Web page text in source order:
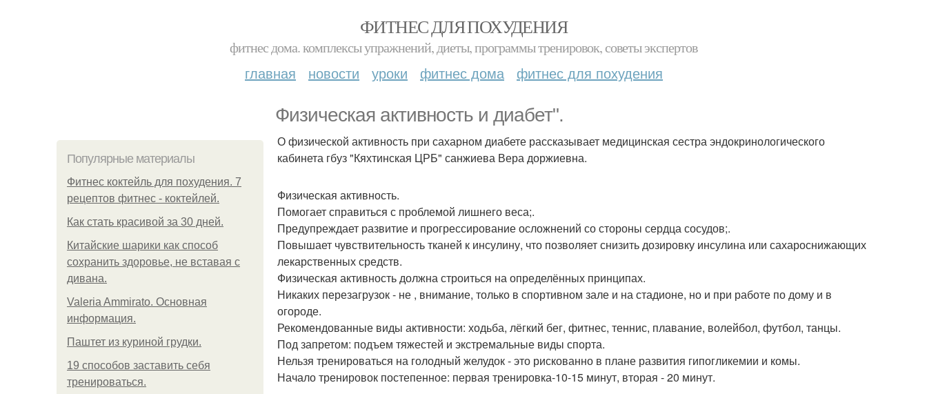
ФИТНЕС ДЛЯ ПОХУДЕНИЯ
фитнес дома. комплексы упражнений, диеты, программы тренировок, советы экспертов
главная новости уроки фитнес дома фитнес для похудения
Физическая активность и диабет".
Популярные материалы
Фитнес коктейль для похудения. 7
рецептов фитнес - коктейлей.
Как стать красивой за 30 дней.
Китайские шарики как способ
сохранить здоровье, не вставая с
дивана.
Valeria Ammirato. Основная
информация.
Паштет из куриной грудки.
19 способов заставить себя
тренироваться.
О физической активность при сахарном диабете рассказывает медицинская сестра эндокринологического
кабинета гбуз "Кяхтинская ЦРБ" санжиева Вера доржиевна.
Физическая активность.
Помогает справиться с проблемой лишнего веса;.
Предупреждает развитие и прогрессирование осложнений со стороны сердца сосудов;.
Повышает чувствительность тканей к инсулину, что позволяет снизить дозировку инсулина или сахароснижающих
лекарственных средств.
Физическая активность должна строиться на определённых принципах.
Никаких перезагрузок - не , внимание, только в спортивном зале и на стадионе, но и при работе по дому и в
огороде.
Рекомендованные виды активности: ходьба, лёгкий бег, фитнес, теннис, плавание, волейбол, футбол, танцы.
Под запретом: подъем тяжестей и экстремальные виды спорта.
Нельзя тренироваться на голодный желудок - это рискованно в плане развития гипогликемии и комы.
Начало тренировок постепенное: первая тренировка-10-15 минут, вторая - 20 минут.